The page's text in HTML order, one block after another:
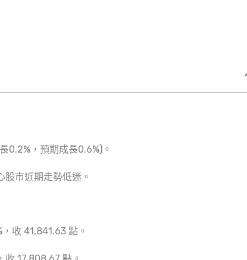
0.2%，預期成長0.6%)。
市近期走勢低迷。
收 41,841.63 點。